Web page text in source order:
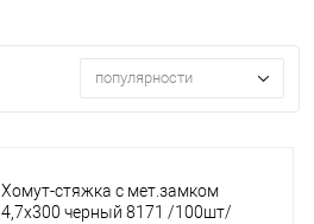
популярности
Хомут-стяжка с мет.замком
4,7х300 черный 8171 /100шт/